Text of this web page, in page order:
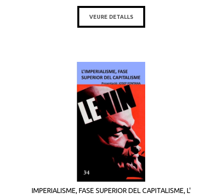
VEURE DETALLS
IMPERIALISME, FASE SUPERIOR DEL CAPITALISME, L'